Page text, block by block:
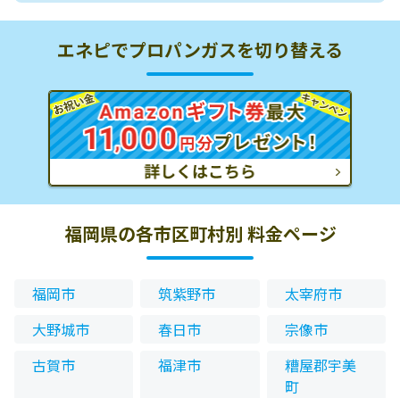
エネピでプロパンガスを切り替える
福岡県の各市区町村別 料金ページ
福岡市 筑紫野市
太宰府市
大野城市
春日市
宗像市
古賀市
福津市
糟屋郡宇美
町